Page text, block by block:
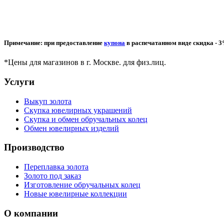
Примечание: при предоставление купона в распечатанном виде скидка -
*Цены для магазинов в г. Москве. для физ.лиц.
Услуги
Выкуп золота
Скупка ювелирных украшений
Скупка и обмен обручальных колец
Обмен ювелирных изделий
Производство
Переплавка золота
Золото под заказ
Изготовление обручальных колец
Новые ювелирные коллекции
О компании